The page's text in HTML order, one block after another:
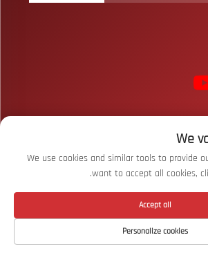
بايزار سبورتس المحدودة. جميع الحقوق
الصفحة الرئيسية المنتج حول
We
We use cookies and similar tools to provide
want to accept all cookies,
Personalize cookies
Accept all